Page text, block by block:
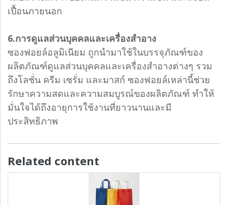
เปื้อนภายนอก
6.การดูแลส่วนบุคคลและเครื่องสำอาง
ซองฟอยล์อลูมิเนียม ถูกนำมาใช้ในบรรจุภัณฑ์ของ
ผลิตภัณฑ์ดูแลส่วนบุคคลและเครื่องสำอางต่างๆ รวม
ถึงโลชั่น ครีม เซรั่ม และมาสก์ ซองฟอยล์เหล่านี้ช่วย
รักษาความสดและความสมบูรณ์ของผลิตภัณฑ์ ทำให้
มั่นใจได้ถึงอายุการใช้งานที่ยาวนานและมี
ประสิทธิภาพ
Related content